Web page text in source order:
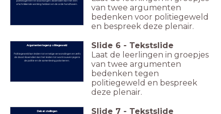
politieagenten te waarborgen. Bovendien kan het een
afschrikkende werking hebben en de orde handhaven.
van twee argumenten
bedenken voor politiegeweld
en bespreek deze plenair.
Argumenten tegen politiegeweld
Politiegeweld kan leiden tot ernstige verwondingen en zelfs
de dood. Bovendien kan het leiden tot wantrouwen jegens
de politie en de samenleving polariseren.
Slide 6 - Tekstslide
Laat de leerlingen in groepjes
van twee argumenten
bedenken tegen
politiegeweld en bespreek
deze plenair.
Debat: stellingen Slide 7 - Tekstslide